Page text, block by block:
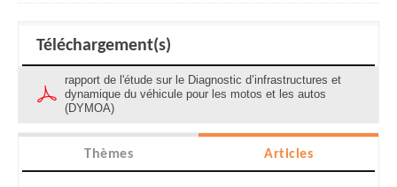
Téléchargement(s)
rapport de l'étude sur le Diagnostic d’infrastructures et
dynamique du véhicule pour les motos et les autos
(DYMOA)
Thèmes Articles